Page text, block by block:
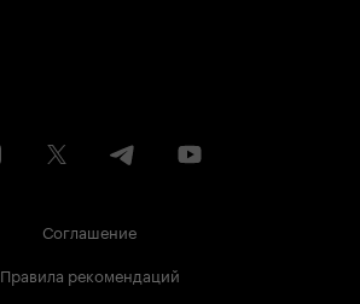
Соглашение
Правила рекомендаций